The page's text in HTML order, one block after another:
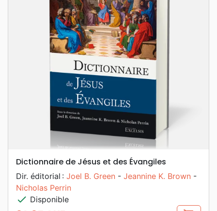
Dictionnaire de Jésus et des Évangiles
Dir. éditorial : Joel B. Green - Jeannine K. Brown -
Nicholas Perrin
check Disponible